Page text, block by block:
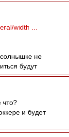
width ...
не
будут
что?
и будет